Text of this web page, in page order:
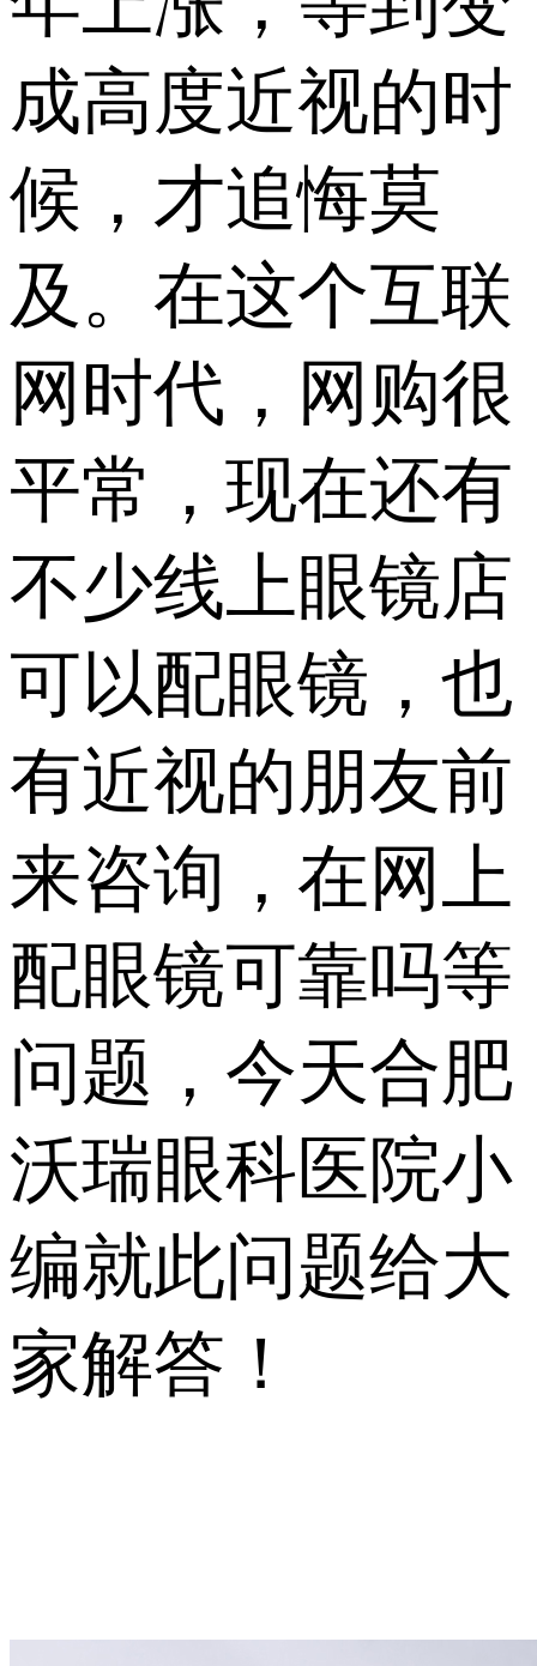
成高度近视的时
候，才追悔莫
及。在这个互联
网时代，网购很
平常，现在还有
不少线上眼镜店
可以配眼镜，也
有近视的朋友前
来咨询，在网上
配眼镜可靠吗等
问题，今天合肥
沃瑞眼科医院小
编就此问题给大
家解答！